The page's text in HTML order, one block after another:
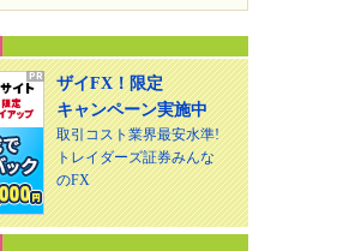
ザイFX！限定
キャンペーン実施中
取引コスト業界最安水準!
トレイダーズ証券みんな
のFX